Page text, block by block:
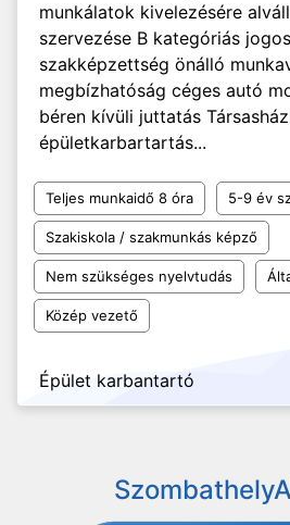
munkálatok kivelezésére
szervezése B kategóriás
szakképzettség önálló
megbízhatóság céges autó
béren kívüli juttatás
épületkarbartartás...
Teljes munkaidő 8 óra 5-9 év
Szakiskola / szakmunkás képző
Nem szükséges nyelvtudás
Közép vezető
Épület karbantartó